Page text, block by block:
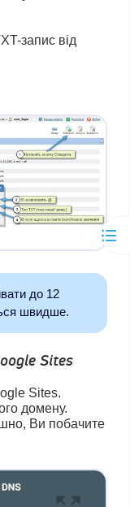
запис від
до 12
швидше.
Sites
Sites.
домену.
Ви побачите